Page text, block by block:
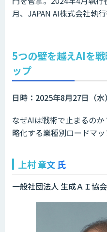
月、JAPAN AI株式会社執
5つの壁を越えAIを
ップ
日時：2025年8月27日（
なぜAIは戦術で止まるの
略化する業種別ロードマッ
上村 章文 氏
一般社団法人 生成ＡＩ協